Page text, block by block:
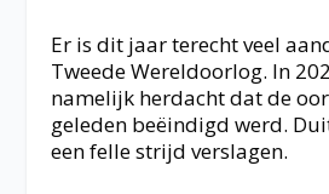
Er is dit jaar terecht veel
Tweede Wereldoorlog. In
namelijk herdacht dat de
geleden beëindigd werd.
een felle strijd verslagen.